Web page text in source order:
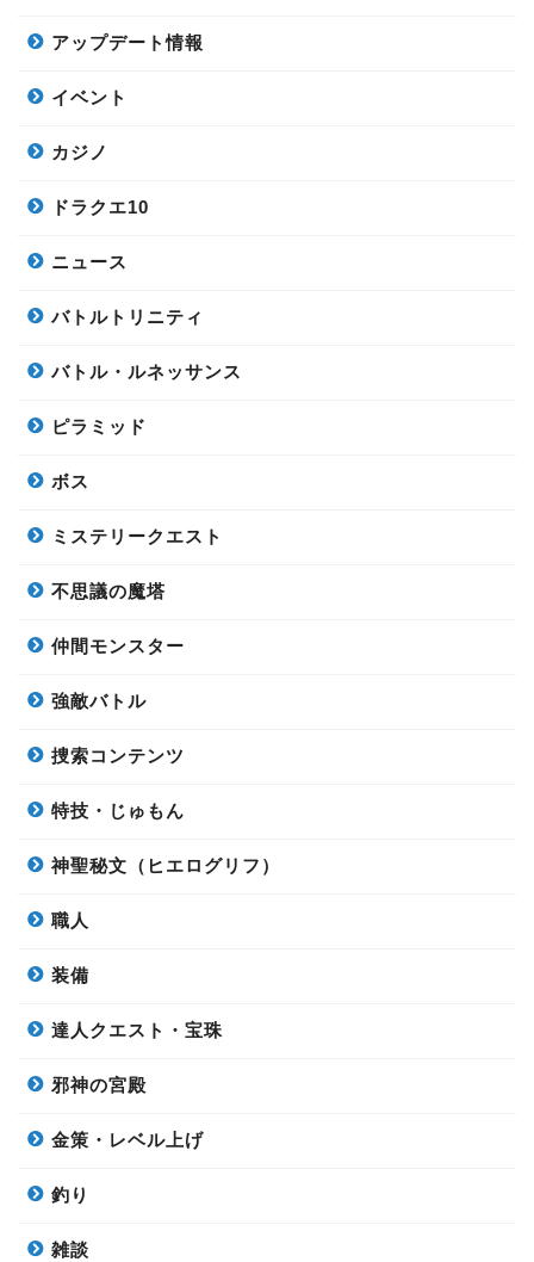
アップデート情報
イベント
カジノ
ドラクエ10
ニュース
バトルトリニティ
バトル・ルネッサンス
ピラミッド
ボス
ミステリークエスト
不思議の魔塔
仲間モンスター
強敵バトル
捜索コンテンツ
特技・じゅもん
神聖秘文（ヒエログリフ）
職人
装備
達人クエスト・宝珠
邪神の宮殿
金策・レベル上げ
釣り
雑談